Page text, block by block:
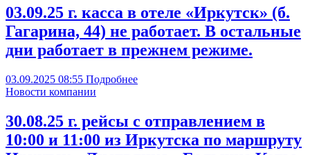
03.09.25 г. касса в отеле «Иркутск» (б.
Гагарина, 44) не работает. В остальные
дни работает в прежнем режиме.
03.09.2025 08:55 Подробнее
Новости компании
30.08.25 г. рейсы с отправлением в
10:00 и 11:00 из Иркутска по маршруту